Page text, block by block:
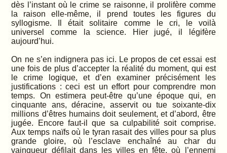
dès l’instant où le crime se raisonne, il prolifère comme
la raison elle-même, il prend toutes les figures du
syllogisme. Il était solitaire comme le cri, le voilà
universel comme la science. Hier jugé, il légifère
aujourd’hui.
On ne s’en indignera pas ici. Le propos de cet essai est
une fois de plus d’accepter la réalité du moment, qui est
le crime logique, et d’en examiner précisément les
justifications : ceci est un effort pour comprendre mon
temps. On estimera peut-être qu’une époque qui, en
cinquante ans, déracine, asservit ou tue soixante-dix
millions d’êtres humains doit seulement, et d’abord, être
jugée. Encore faut-il que sa culpabilité soit comprise.
Aux temps naïfs où le tyran rasait des villes pour sa plus
grande gloire, où l’esclave enchaîné au char du
vainqueur défilait dans les villes en fête, où l’ennemi